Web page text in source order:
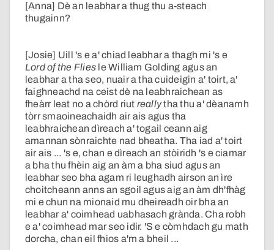
[Anna] Dè an leabhar a thug thu a-steach
thugainn?
[Josie] Uill 's e a' chiad leabhar a thagh mi 's e
Lord of the Flies le William Golding agus an
leabhar a tha seo, nuair a tha cuideigin a' toirt, a'
faighneachd na ceist dè na leabhraichean as
fheàrr leat no a chòrd riut reallytha thu a' dèanamh
tòrr smaoineachaidh air ais agus tha
leabhraichean dìreach a' togail ceann aig
amannan sònraichte nad bheatha. Tha iad a' toirt
air ais ... 's e, chan e dìreach an stòiridh 's e ciamar
a bha thu fhèin aig an àm a bha siud agus an
leabhar seo bha agam ri leughadh airson an ìre
choitcheann anns an sgoil agus aig an àm dh'fhàg
mi e chun na mionaid mu dheireadh oir bha an
leabhar a' coimhead uabhasach grànda. Cha robh
e a' coimhead mar seo idir. 'S e còmhdach gu math
dorcha, chan eil fhios a'm a bheil ...